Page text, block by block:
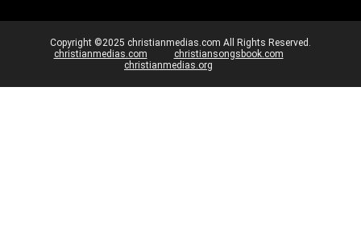
Copyright ©2025 christianmedias.com All Rights Reserved.
christianmedias.com
christiansongsbook.com
christianmedias.org